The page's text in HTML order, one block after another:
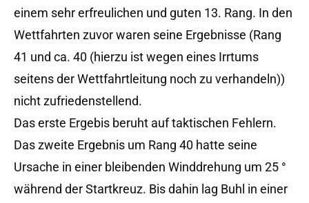
einem sehr erfreulichen und guten 13. Rang. In den
Wettfahrten zuvor waren seine Ergebnisse (Rang
41 und ca. 40 (hierzu ist wegen eines Irrtums
seitens der Wettfahrtleitung noch zu verhandeln))
nicht zufriedenstellend.
Das erste Ergebis beruht auf taktischen Fehlern.
Das zweite Ergebnis um Rang 40 hatte seine
Ursache in einer bleibenden Winddrehung um 25 °
während der Startkreuz. Bis dahin lag Buhl in einer